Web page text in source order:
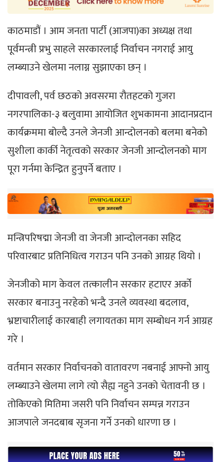
काठमाडौं । आम जनता पार्टी (आजपा)का अध्यक्ष तथा
पूर्वमन्त्री प्रभु साहले सरकारलाई निर्वाचन नगराई आयु
लम्ब्याउने खेलमा नलाग्न सुझाएका छन् ।
दीपावली, पर्व छठको अवसरमा रौतहटको गुजरा
नगरपालिका-३ बलुवामा आयोजित शुभकामना आदानप्रदान
कार्यक्रममा बोल्दै उनले जेनजी आन्दोलनको बलमा बनेको
सुशीला कार्की नेतृत्वको सरकार जेनजी आन्दोलनको माग
पूरा गर्नमा केन्द्रित हुनुपर्ने बताए ।
मन्त्रिपरिषद्मा जेनजी वा जेनजी आन्दोलनका सहिद
परिवारबाट प्रतिनिधित्व गराउन पनि उनको आग्रह थियो ।
जेनजीको माग केवल तत्कालीन सरकार हटाएर अर्को
सरकार बनाउनु नरहेको भन्दै उनले व्यवस्था बदलाव,
भ्रष्टाचारीलाई कारबाही लगायतका माग सम्बोधन गर्न आग्रह
गरे ।
वर्तमान सरकार निर्वाचनको वातावरण नबनाई आफ्नो आयु
लम्ब्याउने खेलमा लागे त्यो सैह्य नहुने उनको चेतावनी छ ।
तोकिएको मितिमा जसरी पनि निर्वाचन सम्पन्न गराउन
आजपाले जनदबाब सृजना गर्ने उनको धारणा छ ।